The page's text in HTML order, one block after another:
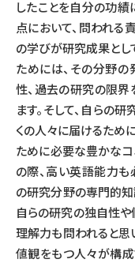
したことを自分の功
点において、問われる
の学びが研究成果と
ためには、その分野
性、過去の研究の限
ます。そして、自らの
くの人々に届けるため
ために必要な豊かなコ
の際、高い英語能力も
の研究分野の専門的知
自らの研究の独自性や
理解力も問われると思
値観をもつ人々が構